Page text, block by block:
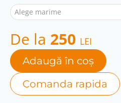
Alege marime
De la 250 LEI
Adaugă în coș
Comanda rapida